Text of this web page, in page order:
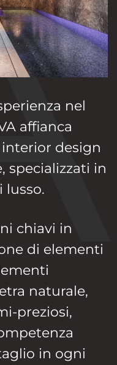
nel
affianca
design
specializzati in
lusso.
chiavi in
di elementi
naturale,
preziosi,
in ogni